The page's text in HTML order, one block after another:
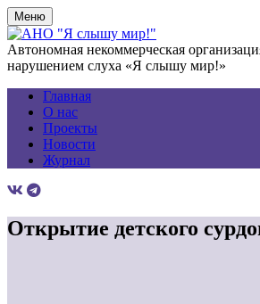
Меню
Автономная некоммерческая
нарушением слуха «Я слышу мир!»
Главная
О нас
Проекты
Новости
Журнал
Открытие детского